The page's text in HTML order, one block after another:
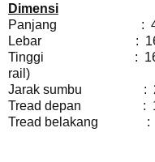
Dimensi
Panjang :
Lebar : 1695
Tinggi : 1695 mm
rail)
Jarak sumbu :
Tread depan :
Tread belakang :